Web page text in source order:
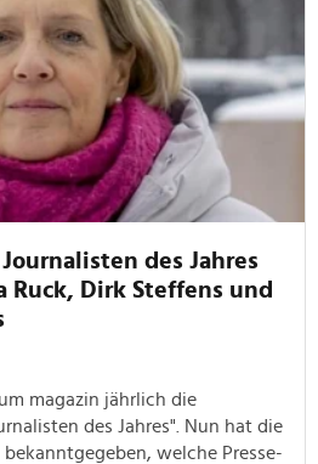
des Jahres
Ruck, Dirk Steffens und
magazin jährlich die
des Jahres". Nun hat die
welche Presse-